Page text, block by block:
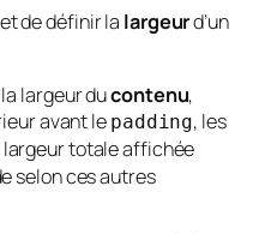
de définir la largeurd’un
largeur ducontenu,
avant le padding, les
largeur totale affichée
selon ces autres